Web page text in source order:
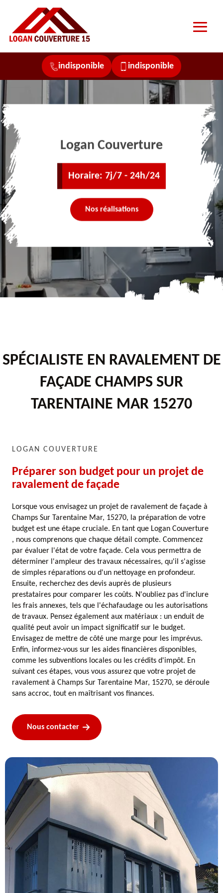
indisponible indisponible
Logan Couverture
Horaire: 7j/7 - 24h/24
Nos réalisations
SPÉCIALISTE EN RAVALEMENT DE
FAÇADE CHAMPS SUR
TARENTAINE MAR 15270
LOGAN COUVERTURE
Préparer son budget pour un projet de
ravalement de façade
Lorsque vous envisagez un projet de ravalement de façade à
Champs Sur Tarentaine Mar, 15270, la préparation de votre
budget est une étape cruciale. En tant que Logan Couverture
, nous comprenons que chaque détail compte. Commencez
par évaluer l'état de votre façade. Cela vous permettra de
déterminer l'ampleur des travaux nécessaires, qu'il s'agisse
de simples réparations ou d'un nettoyage en profondeur.
Ensuite, recherchez des devis auprès de plusieurs
prestataires pour comparer les coûts. N'oubliez pas d'inclure
les frais annexes, tels que l'échafaudage ou les autorisations
de travaux. Pensez également aux matériaux : un enduit de
qualité peut avoir un impact significatif sur le budget.
Envisagez de mettre de côté une marge pour les imprévus.
Enfin, informez-vous sur les aides financières disponibles,
comme les subventions locales ou les crédits d'impôt. En
suivant ces étapes, vous vous assurez que votre projet de
ravalement à Champs Sur Tarentaine Mar, 15270, se déroule
sans accroc, tout en maîtrisant vos finances.
Nous contacter